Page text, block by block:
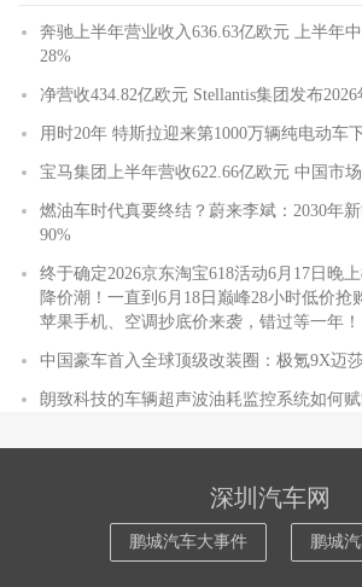
奔驰上半年营业收入636.63亿欧元 上半年
28%
净营收434.82亿欧元 Stellantis集团发布
用时20年 特斯拉迎来第1000万辆纯电动车
宝马集团上半年营收622.66亿欧元 中国市
燃油车时代真要终结？蔚来李斌：2030年
90%
终于确定2026京东淘宝618活动6月17日晚
降价潮！一直到6月18日巅峰28小时低价抢
苹果手机、空调抄底价来袭，错过等一年！
中国豪车首入全球顶级改装圈：极氪9X迈
朗致科技的车辆超声波油耗监控系统如何
深圳汽车网
鹏城汽车大事件 鹏城